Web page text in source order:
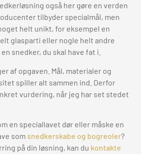
også her gøre en verden
tilbyder specialmål, men
helt unikt, for eksempel en
glasparti eller nogle helt andre
snedker, du skal have fat i.
af opgaven. Mål, materialer og
spiller alt sammen ind. Derfor
vurdering, når jeg har set stedet
en speciallavet dør eller måske en
som snedkerskabe og bogreoler?
på din løsning, kan du kontakte